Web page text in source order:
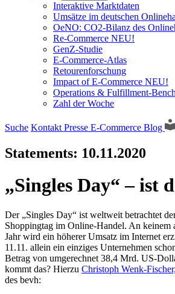
Interaktive Marktdaten
Umsätze im deutschen
OeNO: CO2-Bilanz des
Re-Commerce NEU!
GenZ-Studie
E-Commerce-Atlas
Retourenforschung
Impact of E-Commerce NEU!
Operations & Fulfillment-
Zahl der Woche
Suche Kontakt Presse E-Commerce Blog
Statements: 10.11.2020
„Singles Day“ – ist
Der „Singles Day“ ist weltweit betrachtet
Shoppingtag im Online-Handel. An keinem
Jahr wird ein höherer Umsatz im Internet
11.11. allein ein einziges Unternehmen
Betrag von umgerechnet 38,4 Mrd. US-
kommt das? Hierzu Christoph Wenk-Fischer,
des bevh: